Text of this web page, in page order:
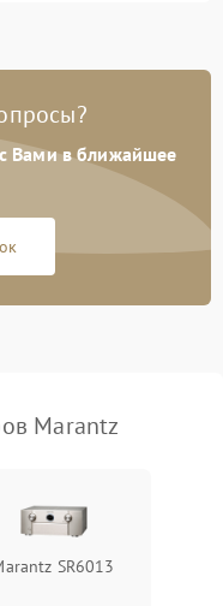
Вами в ближайшее
Marantz
SR6013